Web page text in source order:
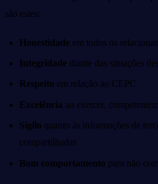
são estes:
Honestidade em todos os
Integridade diante das situações
Respeito em relação ao CEPC
Excelência ao exercer,
Sigilo quanto às informações de
compartilhadas
Bom comportamento para não